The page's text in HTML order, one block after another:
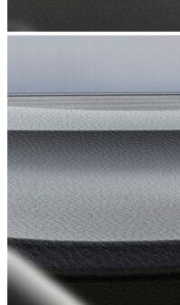
Ассистент паркування
UAH 32 570,-‍
Деталі